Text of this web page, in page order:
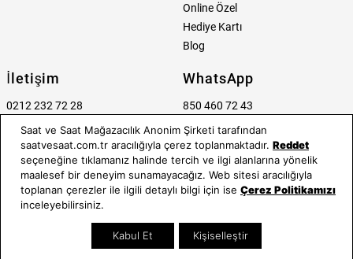
Online Özel
Hediye Kartı
Blog
İletişim
0212 232 72 28
WhatsApp
850 460 72 43
Bizi Takip Edin Bize Ulaşın
Saat ve Saat Mağazacılık Anonim Şirketi tarafından
saatvesaat.com.tr aracılığıyla çerez toplanmaktadır. Reddet
seçeneğine tıklamanız halinde tercih ve ilgi alanlarına yönelik
maalesef bir deneyim sunamayacağız. Web sitesi aracılığıyla
toplanan çerezler ile ilgili detaylı bilgi için ise Çerez Politikamızı
inceleyebilirsiniz.
Kabul Et Kişiselleştir